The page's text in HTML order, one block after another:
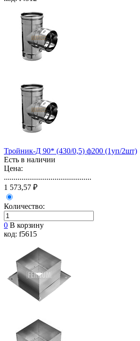
Тройник-Д 90* (430/0,5) ф200 (1уп/2шт)
Есть в наличии
Цена:
.............................................
1 573,57 ₽
Количество:
0 В корзину
код: f5615